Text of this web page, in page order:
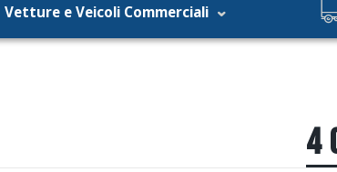
Vetture e Veicoli Commerciali
4